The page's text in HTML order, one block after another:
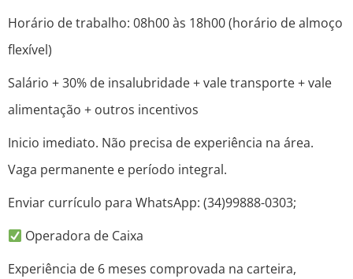
Horário de trabalho: 08h00 às 18h00 (horário de almoço
flexível)
Salário + 30% de insalubridade + vale transporte + vale
alimentação + outros incentivos
Inicio imediato. Não precisa de experiência na área.
Vaga permanente e período integral.
Enviar currículo para WhatsApp: (34)99888-0303;
Operadora de Caixa
Experiência de 6 meses comprovada na carteira,